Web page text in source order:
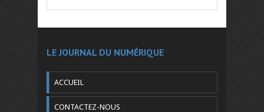
LE JOURNAL DU NUMÉRIQUE
ACCUEIL
CONTACTEZ-NOUS